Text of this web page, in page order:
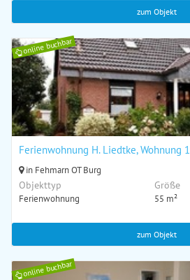
zum Objekt
online buchbar
Ferienwohnung H. Liedtke, Wohnung 1
in Fehmarn OT Burg
Objekttyp
Ferienwohnung
Größe
55 m²
zum Objekt
online buchbar